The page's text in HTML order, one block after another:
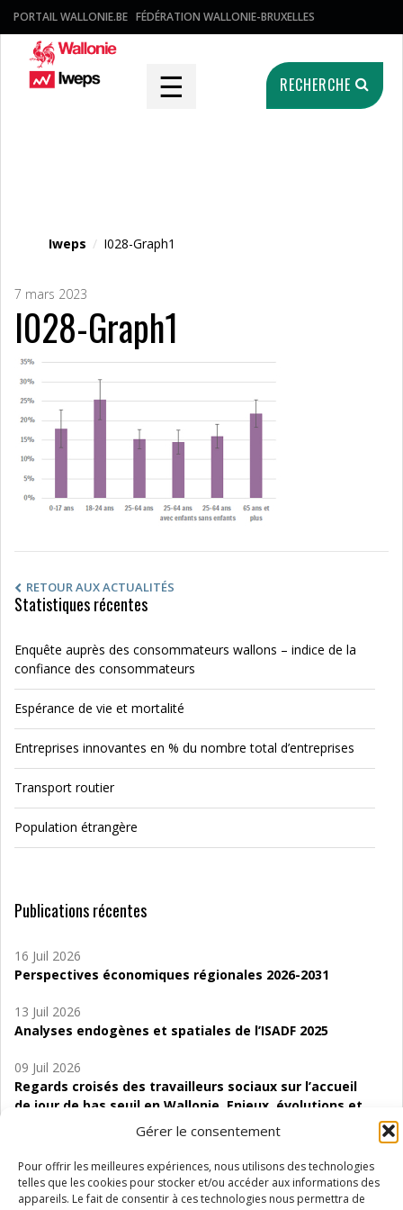
Gérer le consentement
Pour offrir les meilleures expériences, nous utilisons des technologies
telles que les cookies pour stocker et/ou accéder aux informations des
appareils. Le fait de consentir à ces technologies nous permettra de
PORTAIL WALLONIE.BE FÉDÉRATION WALLONIE-BRUXELLES
☰ RECHERCHE
Iweps / I028-Graph1
7 mars 2023
I028-Graph1
RETOUR AUX ACTUALITÉS
Statistiques récentes
Enquête auprès des consommateurs wallons – indice de la
confiance des consommateurs
Espérance de vie et mortalité
Entreprises innovantes en % du nombre total d’entreprises
Transport routier
Population étrangère
Publications récentes
16 Juil 2026
Perspectives économiques régionales 2026-2031
13 Juil 2026
Analyses endogènes et spatiales de l’ISADF 2025
09 Juil 2026
Regards croisés des travailleurs sociaux sur l’accueil
de jour de bas seuil en Wallonie. Enjeux, évolutions et
06 Juil 2026
Étude d’évaluabilité des Structures
d’accompagnement à l’autocréation d’emploi (SAACE)